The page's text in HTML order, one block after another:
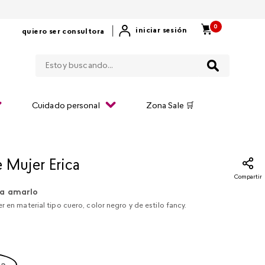
quiero ser consultora iniciar sesión
0
Cuidado personal Zona Sale 🛒
Mujer Erica
Compartir
amarlo
en material tipo cuero, color negro y de estilo fancy.